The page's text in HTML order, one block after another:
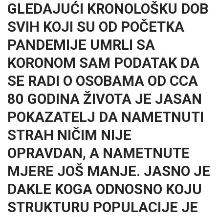
GLEDAJUĆI KRONOLOŠKU DOB
SVIH KOJI SU OD POČETKA
PANDEMIJE UMRLI SA
KORONOM SAM PODATAK DA
SE RADI O OSOBAMA OD CCA
80 GODINA ŽIVOTA JE JASAN
POKAZATELJ DA NAMETNUTI
STRAH NIČIM NIJE
OPRAVDAN, A NAMETNUTE
MJERE JOŠ MANJE. JASNO JE
DAKLE KOGA ODNOSNO KOJU
STRUKTURU POPULACIJE JE